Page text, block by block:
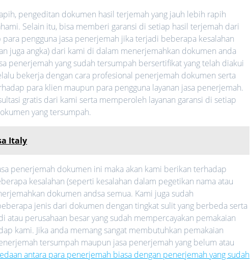
pengeditan dokumen hasil terjemah yang jauh lebih rapih
Selain itu, bisa memberi garansi di setiap hasil terjemah dari
pengguna jasa penerjemah jika terjadi beberapa kesalahan
juga angka) dari kami di dalam menerjemahkan dokumen anda
penerjemah yang sudah tersumpah bersertifikat yang telah diakui
bekerja dengan cara profesional penerjemah dokumen serta
para klien maupun para pengguna layanan jasa penerjemah.
gratis dari kami serta memperoleh layanan garansi di setiap
yang tersumpah.
Italy
penerjemah dokumen ini maka akan kami berikan terhadap
kesalahan (seperti kesalahan dalam pegetikan nama atau
dokumen andsa semua. Kami juga sudah
jenis dari dokumen dengan tingkat sulit yang berbeda serta
perusahaan besar yang sudah mempercayakan pemakaian
kami. Jika anda memang sangat membutuhkan pemakaian
tersumpah maupun jasa penerjemah yang belum atau
antara para penerjemah biasa dengan penerjemah yang sudah